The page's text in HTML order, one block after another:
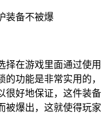
择在游戏里面通过使用
功能是非常实用的，
很好地保证，这件装备
被爆出，这就使得玩家